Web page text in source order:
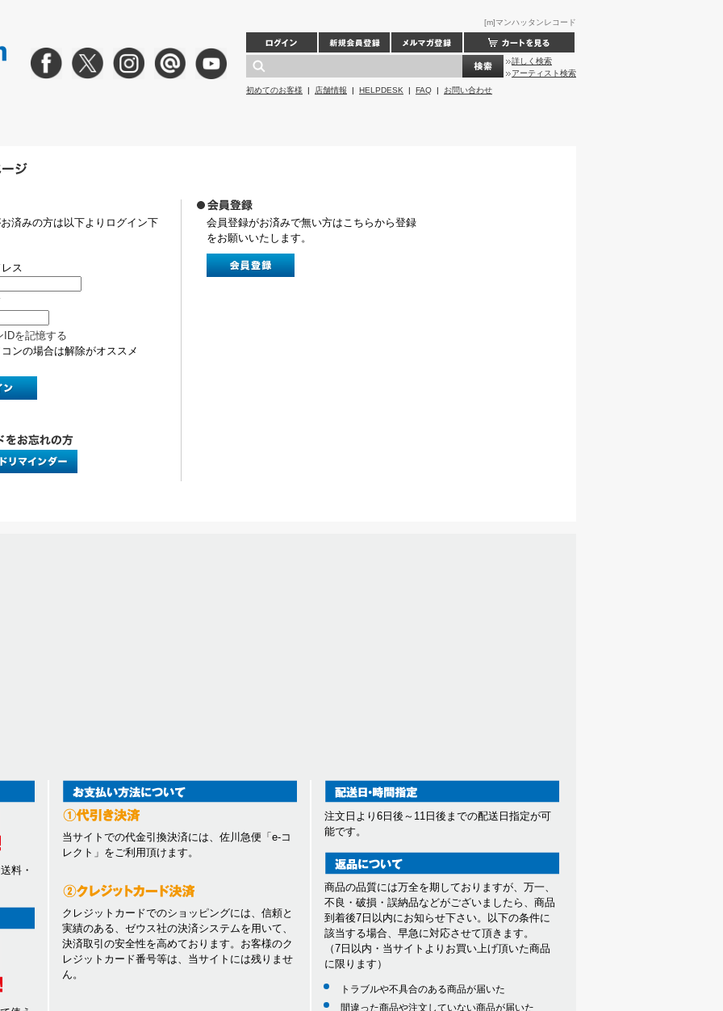
[m]マンハッタンレコード
詳しく検索
アーティスト検索
初めてのお客様 | 店舗情報 | HELPDESK | FAQ | お問い合わせ
済みの方は以下よりログイン下
ス
IDを記憶する
ンの場合は解除がオススメ
会員登録がお済みで無い方はこちらから登録
をお願いいたします。
料・
当サイトでの代金引換決済には、佐川急便「e-コ
レクト」をご利用頂けます。
クレジットカードでのショッピングには、信頼と
実績のある、ゼウス社の決済システムを用いて、
決済取引の安全性を高めております。お客様のク
レジットカード番号等は、当サイトには残りませ
ん。
注文日より6日後～11日後までの配送日指定が可
能です。
商品の品質には万全を期しておりますが、万一、
不良・破損・誤納品などがございましたら、商品
到着後7日以内にお知らせ下さい。以下の条件に
該当する場合、早急に対応させて頂きます。
（7日以内・当サイトよりお買い上げ頂いた商品
に限ります）
トラブルや不具合のある商品が届いた
間違った商品や注文していない商品が届いた